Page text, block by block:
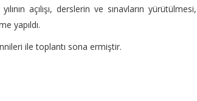
açılışı, derslerin ve sınavların yürütülmesi,
yapıldı.
ile toplantı sona ermiştir.